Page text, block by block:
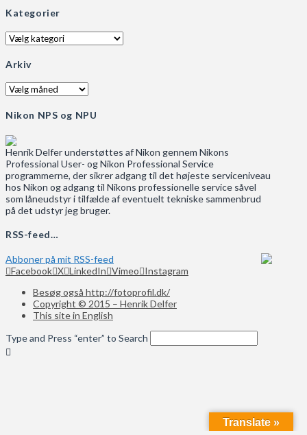
Kategorier
Kategorier
Arkiv
Arkiv
Nikon NPS og NPU
Henrik Delfer understøttes af Nikon gennem Nikons
Professional User- og Nikon Professional Service
programmerne, der sikrer adgang til det højeste serviceniveau
hos Nikon og adgang til Nikons professionelle service såvel
som låneudstyr i tilfælde af eventuelt tekniske sammenbrud
på det udstyr jeg bruger.
RSS-feed…
Abboner på mit RSS-feed
Facebook X LinkedIn Vimeo Instagram
Besøg også http://fotoprofil.dk/
Copyright © 2015 – Henrik Delfer
This site in English
Type and Press “enter” to Search
Translate »